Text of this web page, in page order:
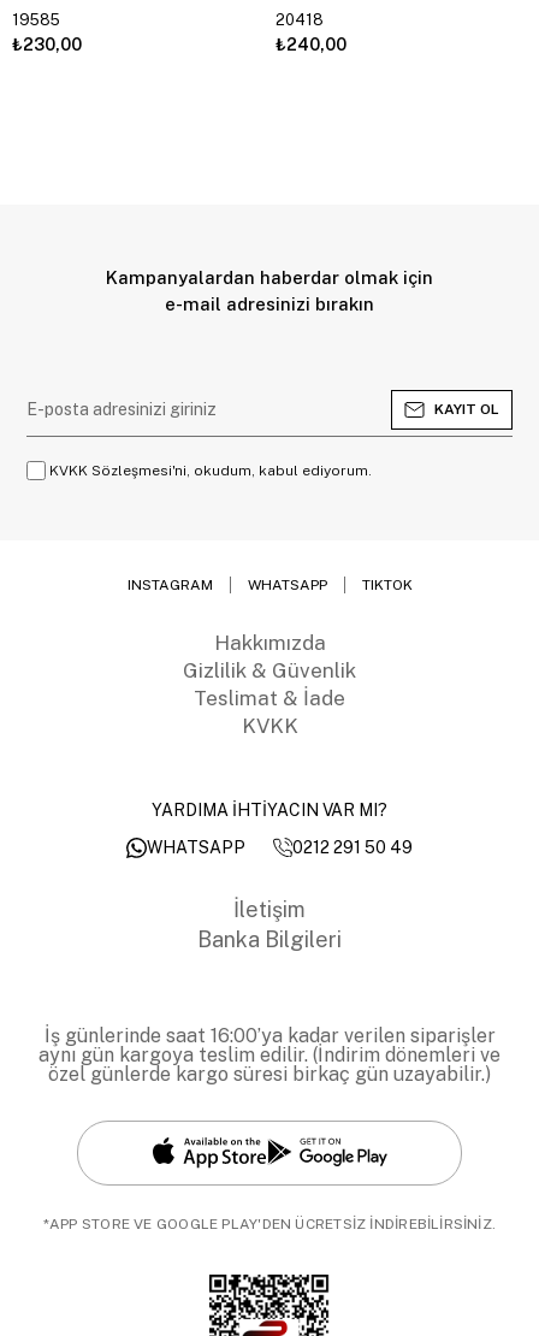
19585
₺230,00
20418
₺240,00
Kampanyalardan haberdar olmak için
e-mail adresinizi bırakın
KAYIT OL
KVKK Sözleşmesi'ni, okudum, kabul ediyorum.
INSTAGRAM WHATSAPP TIKTOK
Hakkımızda
Gizlilik & Güvenlik
Teslimat & İade
KVKK
YARDIMA İHTİYACIN VAR MI?
WHATSAPP
0212 291 50 49
İletişim
Banka Bilgileri
İş günlerinde saat 16:00’ya kadar verilen siparişler
aynı gün kargoya teslim edilir. (İndirim dönemleri ve
özel günlerde kargo süresi birkaç gün uzayabilir.)
*APP STORE VE GOOGLE PLAY'DEN ÜCRETSİZ İNDİREBİLİRSİNİZ.